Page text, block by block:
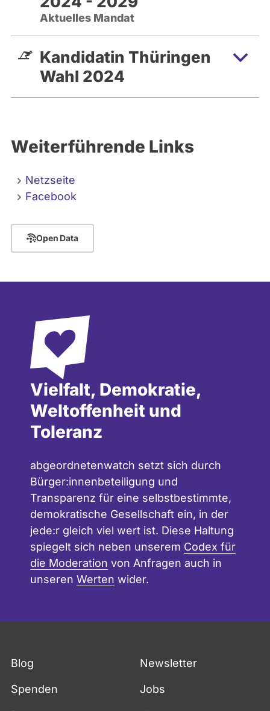
Aktuelles Mandat
Kandidatin Thüringen
Wahl 2024
Weiterführende Links
Netzseite
Facebook
Open Data
Vielfalt, Demokratie,
Weltoffenheit und
Toleranz
abgeordnetenwatch setzt sich durch
Bürger:innenbeteiligung und
Transparenz für eine selbstbestimmte,
demokratische Gesellschaft ein, in der
jede:r gleich viel wert ist. Diese Haltung
spiegelt sich neben unserem Codex für
die Moderation von Anfragen auch in
unseren Werten wider.
Blog Newsletter
Spenden Jobs